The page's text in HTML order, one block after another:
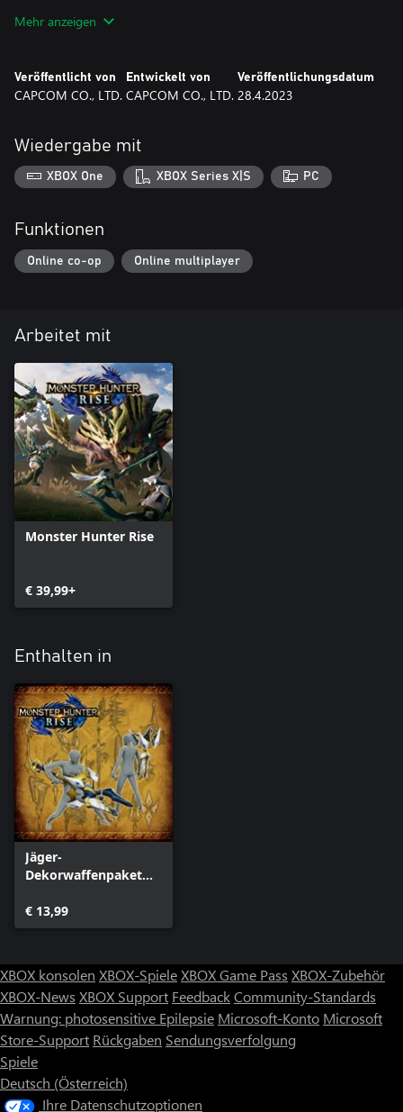
- Dekorwaffen sind "Skins", die das Aussehen des Charakters
- Abhängig vom Waffentyp werden die Effekte zum
zum Wegstecken/Ziehen der Waffe nicht angezeigt.
erhältlich. Bitte überprüfe deine bisherigen Käufe, um doppelte
Mehr anzeigen
Veröffentlicht von
CAPCOM CO., LTD.
Entwickelt von
CAPCOM CO., LTD.
Veröffentlichungsdatum
28.4.2023
Wiedergabe mit
XBOX One XBOX Series X|S PC
Funktionen
Online co-op Online multiplayer
Arbeitet mit
Monster Hunter Rise
€ 39,99+
Enthalten in
Jäger-
Dekorwaffenpaket
€ 13,99
XBOX konsolen XBOX-SpieleXBOX Game Pass XBOX-Zubehör
XBOX-News XBOX Support FeedbackCommunity-Standards
Warnung: photosensitive Epilepsie Microsoft-Konto Microsoft
Store-Support Rückgaben Sendungsverfolgung
Spiele
Deutsch (Österreich)
Ihre Datenschutzoptionen